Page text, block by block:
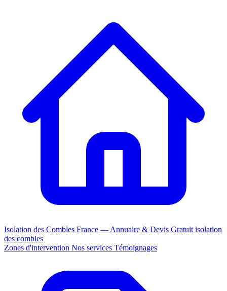
Isolation des Combles France — Annuaire & Devis Gratuit isolation
des combles
Zones d'intervention Nos services Témoignages